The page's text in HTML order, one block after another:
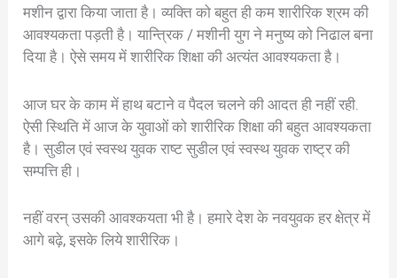
मशीन द्वारा किया जाता है। व्यक्ति को बहुत ही कम शारीरिक श्रम की
आवश्यकता पड़ती है। यान्त्रिक / मशीनी युग ने मनुष्य को निढाल बना
दिया है। ऐसे समय में शारीरिक शिक्षा की अत्यंत आवश्यकता है।
आज घर के काम में हाथ बटाने व पैदल चलने की आदत ही नहीं रही.
ऐसी स्थिति में आज के युवाओं को शारीरिक शिक्षा की बहुत आवश्यकता
है। सुडील एवं स्वस्थ युवक राष्ट सुडील एवं स्वस्थ युवक राष्ट्र की
सम्पत्ति ही।
नहीं वरन् उसकी आवश्कयता भी है। हमारे देश के नवयुवक हर क्षेत्र में
आगे बढ़े, इसके लिये शारीरिक।